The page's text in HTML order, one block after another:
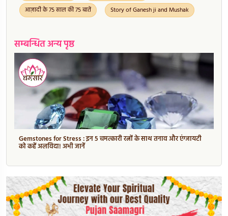
आज़ादी के 75 साल की 75 बातें
Story of Ganesh ji and Mushak
सम्बन्धित अन्य पृष्ठ
Gemstones for Stress : इन 5 चमत्कारी रत्नों के साथ तनाव और एंग्जायटी
को कहें अलविदा! अभी जानें